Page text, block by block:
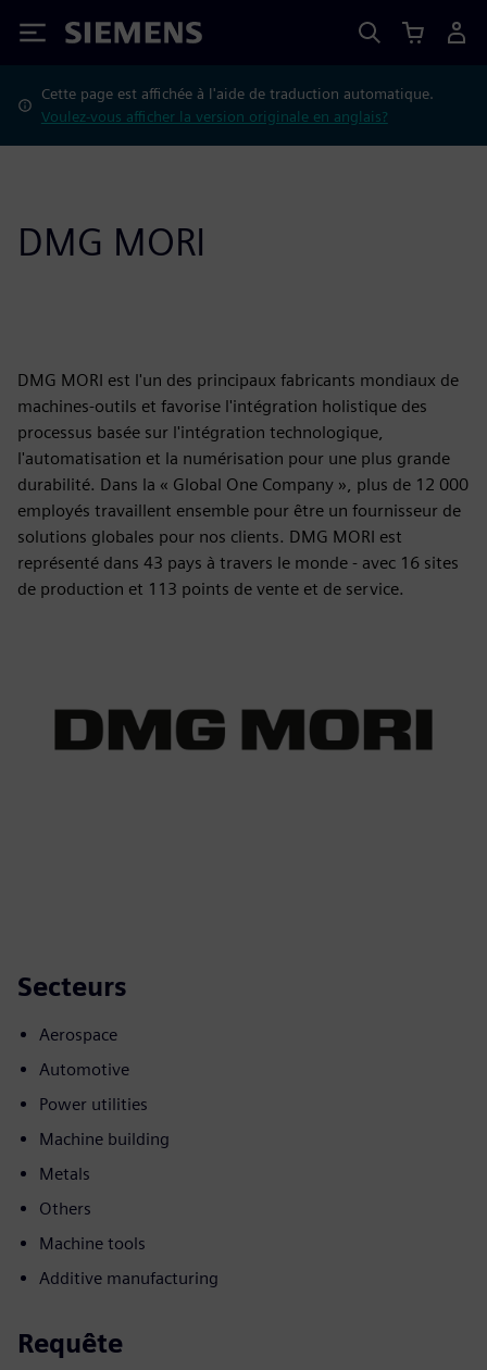
Siemens
Cette page est affichée à l'aide de traduction automatique.
Voulez-vous afficher la version originale en anglais?
DMG MORI
DMG MORI est l'un des principaux fabricants mondiaux de
machines-outils et favorise l'intégration holistique des
processus basée sur l'intégration technologique,
l'automatisation et la numérisation pour une plus grande
durabilité. Dans la « Global One Company », plus de 12 000
employés travaillent ensemble pour être un fournisseur de
solutions globales pour nos clients. DMG MORI est
représenté dans 43 pays à travers le monde - avec 16 sites
de production et 113 points de vente et de service.
Secteurs
Aerospace
Automotive
Power utilities
Machine building
Metals
Others
Machine tools
Additive manufacturing
Requête